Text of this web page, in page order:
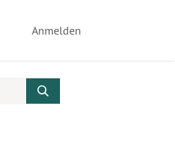
Anmelden